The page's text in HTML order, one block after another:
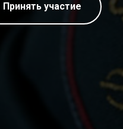
Принять участие